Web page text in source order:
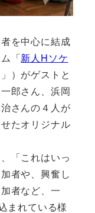
を中心に結成
「新人Hソケ
）がゲストと
郎さん、浜岡
さんの４人が
たオリジナル
「これはいっ
者や、興奮し
者など、一
まれている様